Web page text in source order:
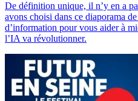
De définition unique, il n’y en a
avons choisi dans ce diaporama
d’information pour vous aider à
l’IA va révolutionner.